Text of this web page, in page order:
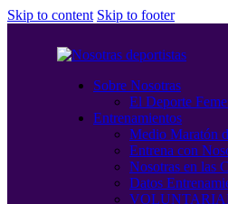
Skip to content Skip to footer
Sobre Nosotras
El Deporte
Entrenamientos
Medio Maratón
Entrena con
Nosotras en las
Datos